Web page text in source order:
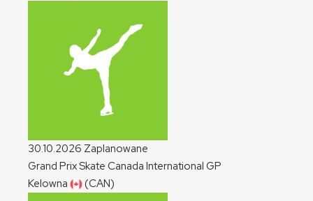
30.10.2026 Zaplanowane
Grand Prix Skate Canada International GP
Kelowna
(CAN)